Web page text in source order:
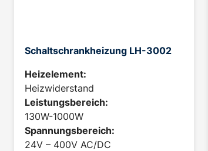
Schaltschrankheizung LH-3002
Heizelement:
Heizwiderstand
Leistungsbereich:
130W-1000W
Spannungsbereich:
24V – 400V AC/DC